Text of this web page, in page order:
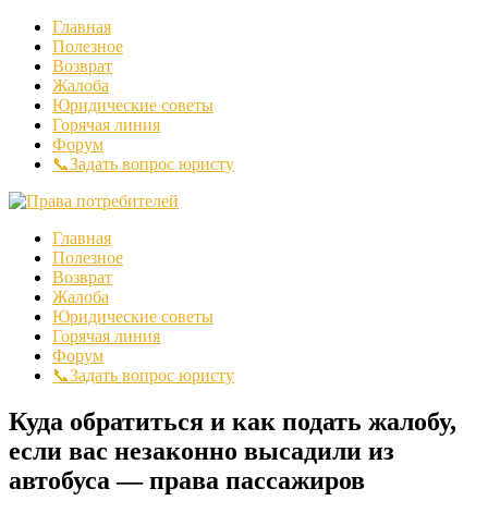
Главная
Полезное
Возврат
Жалоба
Юридические советы
Горячая линия
Форум
📞Задать вопрос юристу
Главная
Полезное
Возврат
Жалоба
Юридические советы
Горячая линия
Форум
📞Задать вопрос юристу
Куда обратиться и как подать жалобу,
если вас незаконно высадили из
автобуса — права пассажиров